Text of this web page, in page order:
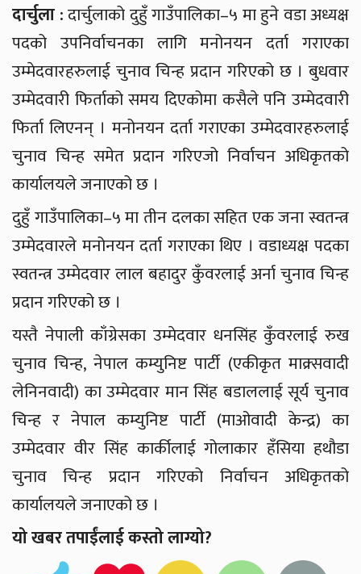
दार्चुला :दार्चुलाको दुहुँ गाउँपालिका–५ मा हुने वडा अध्यक्ष
पदको उपनिर्वाचनका लागि मनोनयन दर्ता गराएका
उम्मेदवारहरुलाई चुनाव चिन्ह प्रदान गरिएको छ । बुधवार
उम्मेदवारी फिर्ताको समय दिएकोमा कसैले पनि उम्मेदवारी
फिर्ता लिएनन् । मनोनयन दर्ता गराएका उम्मेदवारहरुलाई
चुनाव चिन्ह समेत प्रदान गरिएजो निर्वाचन अधिकृतको
कार्यालयले जनाएको छ ।
दुहुँ गाउँपालिका–५ मा तीन दलका सहित एक जना स्वतन्त्र
उम्मेदवारले मनोनयन दर्ता गराएका थिए । वडाध्यक्ष पदका
स्वतन्त्र उम्मेदवार लाल बहादुर कुँवरलाई अर्ना चुनाव चिन्ह
प्रदान गरिएको छ ।
यस्तै नेपाली काँग्रेसका उम्मेदवार धनसिंह कुँवरलाई रुख
चुनाव चिन्ह, नेपाल कम्युनिष्ट पार्टी (एकीकृत माक्र्सवादी
लेनिनवादी) का उम्मेदवार मान सिंह बडाललाई सूर्य चुनाव
चिन्ह र नेपाल कम्युनिष्ट पार्टी (माओवादी केन्द्र) का
उम्मेदवार वीर सिंह कार्कीलाई गोलाकार हँसिया हथौडा
चुनाव चिन्ह प्रदान गरिएको निर्वाचन अधिकृतको
कार्यालयले जनाएको छ ।
यो खबर तपाईंलाई कस्तो लाग्यो?